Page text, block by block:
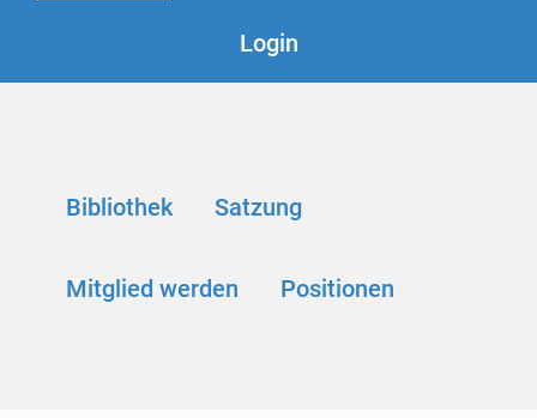
Login
Bibliothek Satzung
Mitglied werden Positionen